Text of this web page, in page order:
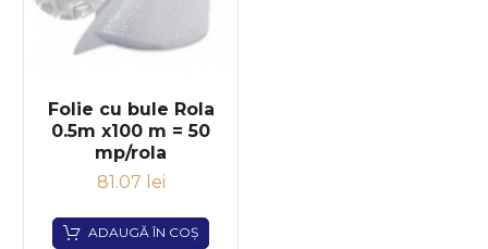
Folie cu bule Rola
0.5m x100 m = 50
mp/rola
81.07 lei
ADAUGĂ ÎN COȘ